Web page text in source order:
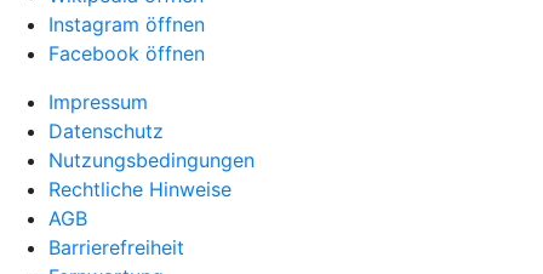
Instagram öffnen
Facebook öffnen
Impressum
Datenschutz
Nutzungsbedingungen
Rechtliche Hinweise
AGB
Barrierefreiheit